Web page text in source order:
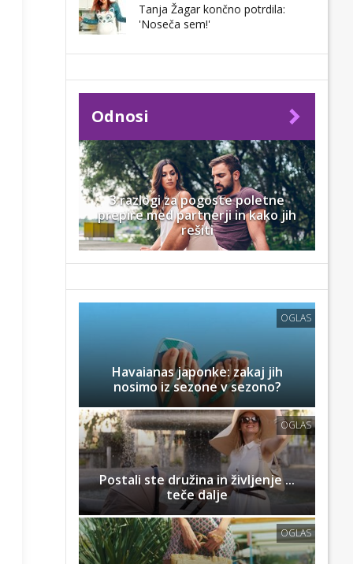
Tanja Žagar končno potrdila:
'Noseča sem!'
Odnosi
3 razlogi za pogoste poletne
prepire med partnerji in kako jih
rešiti
OGLAS
Havaianas japonke: zakaj jih
nosimo iz sezone v sezono?
OGLAS
Postali ste družina in življenje ...
teče dalje
OGLAS